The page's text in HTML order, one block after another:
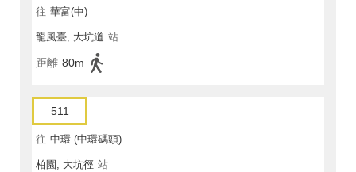
往 華富(中)
龍風臺, 大坑道 站
距離 80m
511
往 中環 (中環碼頭)
柏園, 大坑徑 站